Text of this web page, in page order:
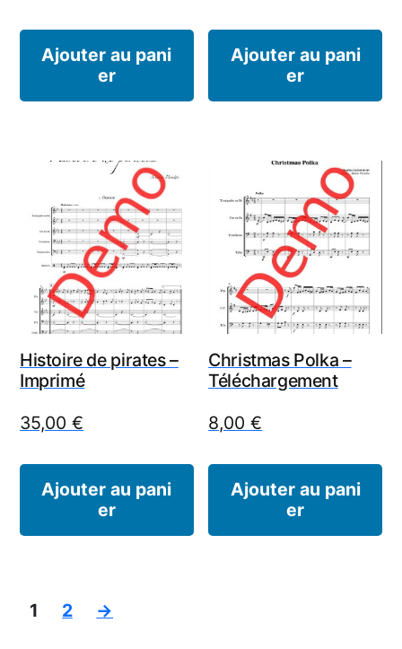
Ajouter au pani
er
Ajouter au pani
er
Histoire de pirates –
Imprimé
35,00 €
Ajouter au pani
er
Christmas Polka –
Téléchargement
8,00€
Ajouter au pani
er
1 2 →